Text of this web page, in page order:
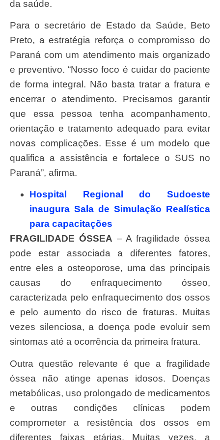
da saúde.
Para o secretário de Estado da Saúde, Beto
Preto, a estratégia reforça o compromisso do
Paraná com um atendimento mais organizado
e preventivo. “Nosso foco é cuidar do paciente
de forma integral. Não basta tratar a fratura e
encerrar o atendimento. Precisamos garantir
que essa pessoa tenha acompanhamento,
orientação e tratamento adequado para evitar
novas complicações. Esse é um modelo que
qualifica a assistência e fortalece o SUS no
Paraná”, afirma.
Hospital Regional do Sudoeste
inaugura Sala de Simulação Realística
para capacitações
FRAGILIDADE ÓSSEA – A fragilidade óssea
pode estar associada a diferentes fatores,
entre eles a osteoporose, uma das principais
causas do enfraquecimento ósseo,
caracterizada pelo enfraquecimento dos ossos
e pelo aumento do risco de fraturas. Muitas
vezes silenciosa, a doença pode evoluir sem
sintomas até a ocorrência da primeira fratura.
Outra questão relevante é que a fragilidade
óssea não atinge apenas idosos. Doenças
metabólicas, uso prolongado de medicamentos
e outras condições clínicas podem
comprometer a resistência dos ossos em
diferentes faixas etárias. Muitas vezes, a